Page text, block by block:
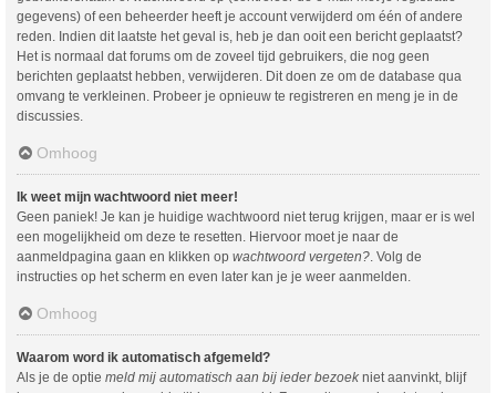
gegevens) of een beheerder heeft je account verwijderd om één of andere
reden. Indien dit laatste het geval is, heb je dan ooit een bericht geplaatst?
Het is normaal dat forums om de zoveel tijd gebruikers, die nog geen
berichten geplaatst hebben, verwijderen. Dit doen ze om de database qua
omvang te verkleinen. Probeer je opnieuw te registreren en meng je in de
discussies.
Omhoog
Ik weet mijn wachtwoord niet meer!
Geen paniek! Je kan je huidige wachtwoord niet terug krijgen, maar er is wel
een mogelijkheid om deze te resetten. Hiervoor moet je naar de
aanmeldpagina gaan en klikken op wachtwoord vergeten?. Volg de
instructies op het scherm en even later kan je je weer aanmelden.
Omhoog
Waarom word ik automatisch afgemeld?
Als je de optie meld mij automatisch aan bij ieder bezoek niet aanvinkt, blijf